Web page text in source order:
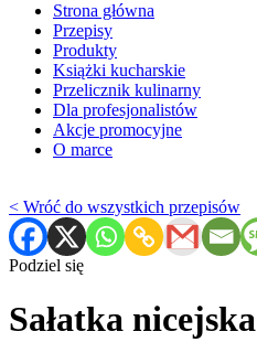
Strona główna
Przepisy
Produkty
Książki kucharskie
Przelicznik kulinarny
Dla profesjonalistów
Akcje promocyjne
O marce
< Wróć do wszystkich przepisów
Podziel się
Sałatka nicejska